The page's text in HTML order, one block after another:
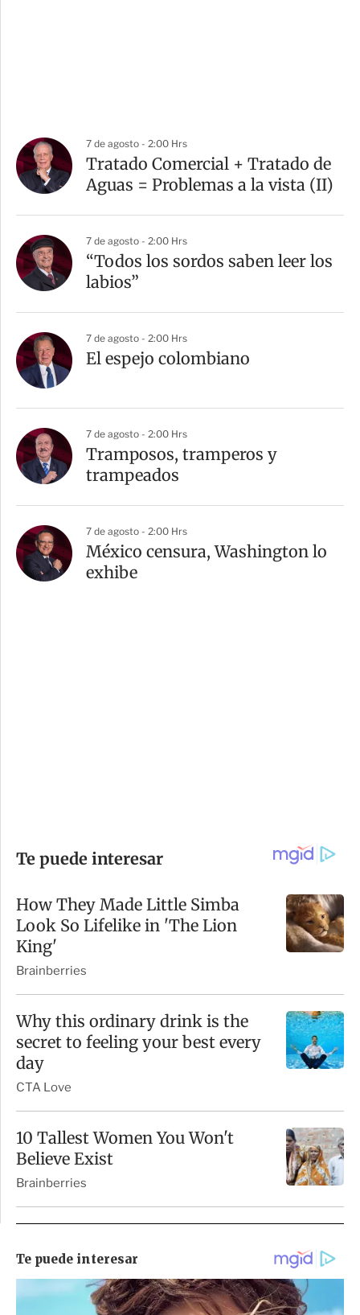
7 de agosto - 2:00 Hrs
Tratado Comercial + Tratado de
Aguas = Problemas a la vista (II)
7 de agosto - 2:00 Hrs
“Todos los sordos saben leer los
labios”
7 de agosto - 2:00 Hrs
El espejo colombiano
7 de agosto - 2:00 Hrs
Tramposos, tramperos y
trampeados
7 de agosto - 2:00 Hrs
México censura, Washington lo
exhibe